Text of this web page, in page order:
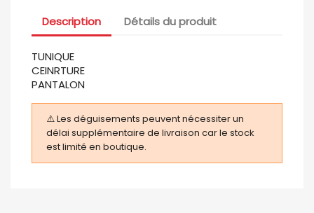
Description Détails du produit
TUNIQUE
CEINRTURE
PANTALON
⚠️ Les déguisements peuvent nécessiter un
délai supplémentaire de livraison car le stock
est limité en boutique.